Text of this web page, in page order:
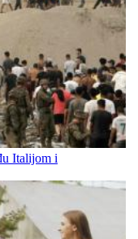
Italijom i